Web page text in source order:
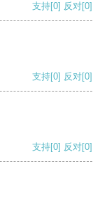
支持[0] 反对[0]
支持[0] 反对[0]
支持[0] 反对[0]